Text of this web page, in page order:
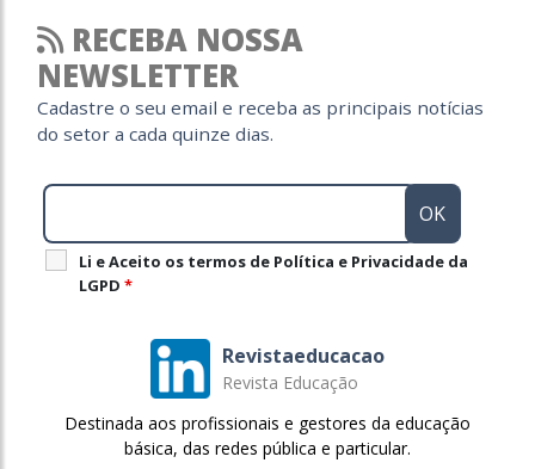
RECEBA NOSSA
NEWSLETTER
Cadastre o seu email e receba as principais notícias
do setor a cada quinze dias.
Li e Aceito os termos de Política e Privacidade da
LGPD *
Revistaeducacao
Revista Educação
Destinada aos profissionais e gestores da educação
básica, das redes pública e particular.